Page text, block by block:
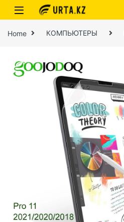
Home КОМПЬЮТЕРЫ